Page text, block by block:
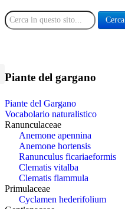
Cerca
Cerca
Piante del gargano
Piante del Gargano
Vocabolario naturalistico
Ranunculaceae
Anemone apennina
Anemone hortensis
Ranunculus ficariaeformis
Clematis vitalba
Clematis flammula
Primulaceae
Cyclamen hederifolium